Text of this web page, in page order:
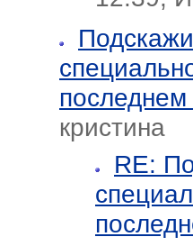
последнем
кристина
RE: